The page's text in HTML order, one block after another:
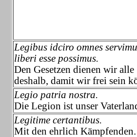
Legibus idciro omnes
liberi esse possimus.
Den Gesetzen dienen wir alle
deshalb, damit wir frei sein
Legio patria nostra.
Die Legion ist unser
Legitime certantibus.
Mit den ehrlich Kämpfenden.